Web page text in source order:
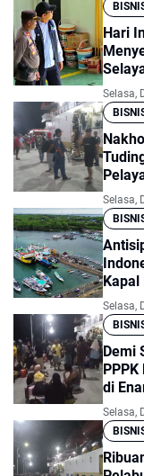
Hari
Selasa,
Selasa,
Kapal
Selasa,
Demi
di
Selasa,